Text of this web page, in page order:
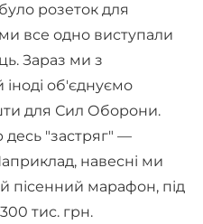
розеток для
все одно виступали
Зараз ми з
об'єднуємо
для Сил Оборони.
десь "застряг" —
навесні ми
пісенний марафон, під
тис. грн.